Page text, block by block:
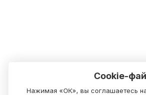
Cookie-
Нажимая «ОК», вы соглашаетесь